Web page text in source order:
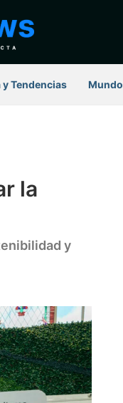
y Tendencias Mundo
la
y